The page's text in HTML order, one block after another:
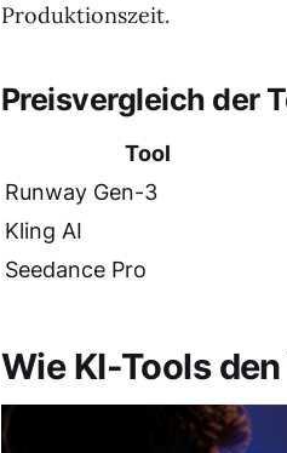
Produktionszeit.
Preisvergleich der
Tool
Runway Gen-3
Kling AI
Seedance Pro
Wie KI-Tools